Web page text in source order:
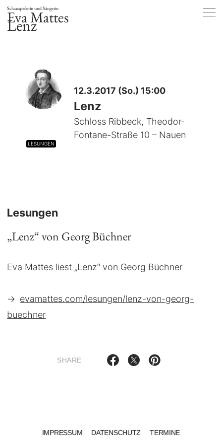
Schauspielerin und Sängerin
Eva Mattes
Lenz
LESUNGEN
12.3.2017 (So.) 15:00
Lenz
Schloss Ribbeck, Theodor-
Fontane-Straße 10 – Nauen
Lesungen
„Lenz“ von Georg Büchner
Eva Mattes liest „Lenz“ von Georg Büchner
→ evamattes.com/lesungen/lenz-von-georg-
buechner
SHARE
IMPRESSUM DATENSCHUTZ TERMINE